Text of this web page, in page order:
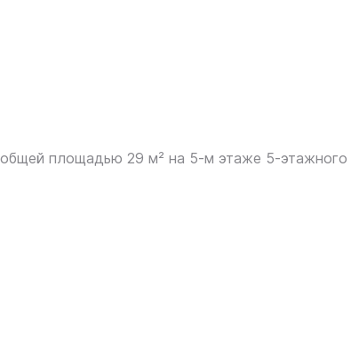
площадью 29 м² на 5‑м этаже 5‑этажного